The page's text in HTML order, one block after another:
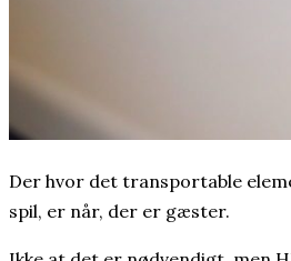
Der hvor det transportable
spil, er når, der er gæster.